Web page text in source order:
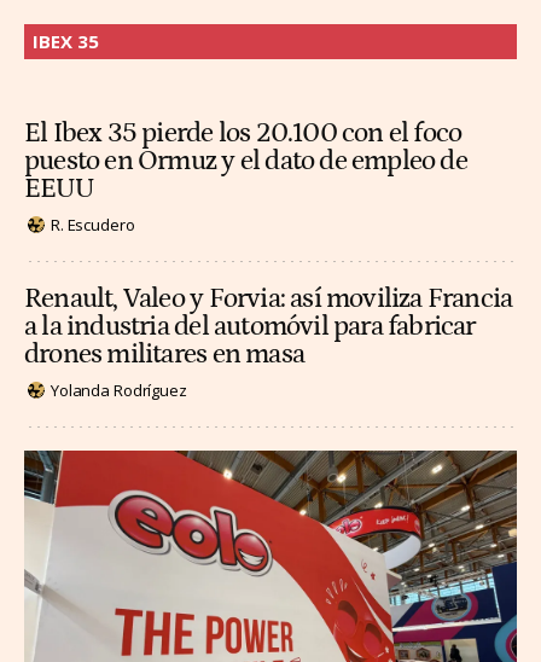
IBEX 35
El Ibex 35 pierde los 20.100 con el foco
puesto en Ormuz y el dato de empleo de
EEUU
R. Escudero
Renault, Valeo y Forvia: así moviliza Francia
a la industria del automóvil para fabricar
drones militares en masa
Yolanda Rodríguez